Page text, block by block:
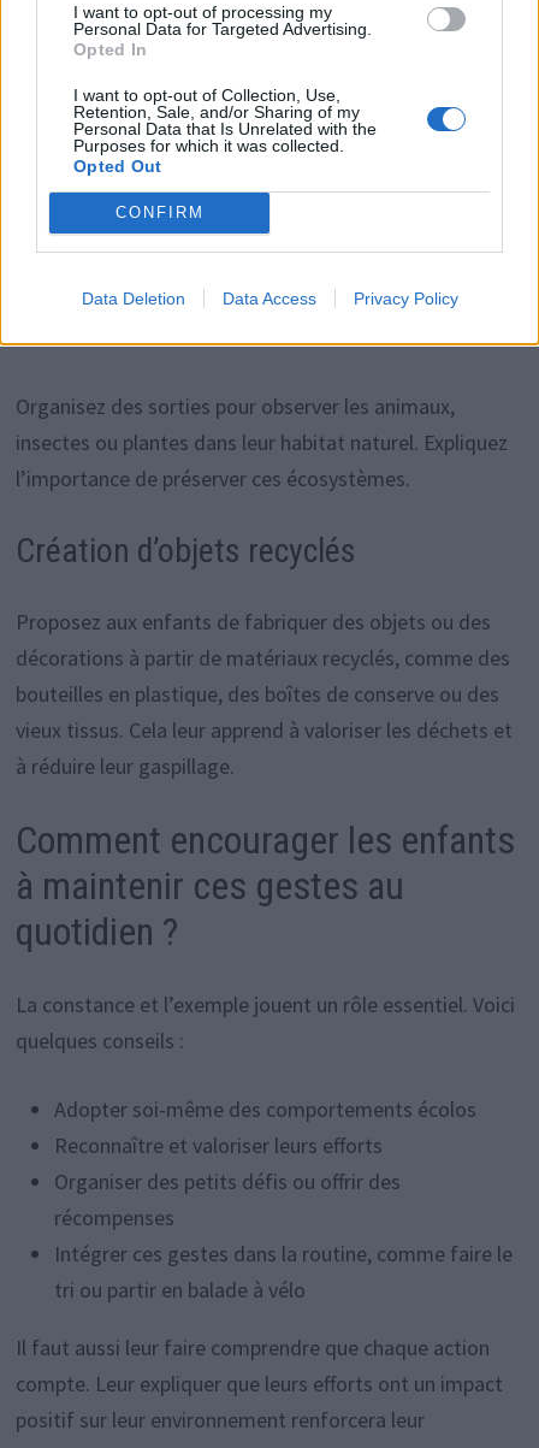
I want to opt-out of processing my
Personal Data for Targeted Advertising.
Opted In
I want to opt-out of Collection, Use,
Retention, Sale, and/or Sharing of my
Personal Data that Is Unrelated with the
Purposes for which it was collected.
Opted Out
CONFIRM
Data Deletion Data Access Privacy Policy
Plantation d’arbres ou de fleurs
Participez à une activité de jardinage ou de plantation
dans la cour de l’école ou à la maison. Cela sensibilise à
la biodiversité et à l’importance des arbres pour lutter
contre le changement climatique.
Balades en nature et observation de
la biodiversité
Organisez des sorties pour observer les animaux,
insectes ou plantes dans leur habitat naturel. Expliquez
l’importance de préserver ces écosystèmes.
Création d’objets recyclés
Proposez aux enfants de fabriquer des objets ou des
décorations à partir de matériaux recyclés, comme des
bouteilles en plastique, des boîtes de conserve ou des
vieux tissus. Cela leur apprend à valoriser les déchets et
à réduire leur gaspillage.
Comment encourager les enfants
à maintenir ces gestes au
quotidien ?
La constance et l’exemple jouent un rôle essentiel. Voici
quelques conseils :
Adopter soi-même des comportements écolos
Reconnaître et valoriser leurs efforts
Organiser des petits défis ou offrir des
récompenses
Intégrer ces gestes dans la routine, comme faire le
tri ou partir en balade à vélo
Il faut aussi leur faire comprendre que chaque action
compte. Leur expliquer que leurs efforts ont un impact
positif sur leur environnement renforcera leur